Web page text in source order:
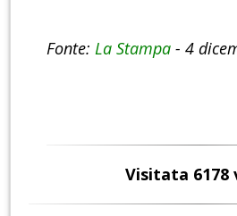
Fonte: La Stampa - 4
Visitata 6178